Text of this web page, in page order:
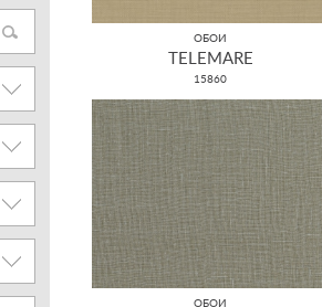
ОБОИ
TELEMARE
15860
ОБОИ